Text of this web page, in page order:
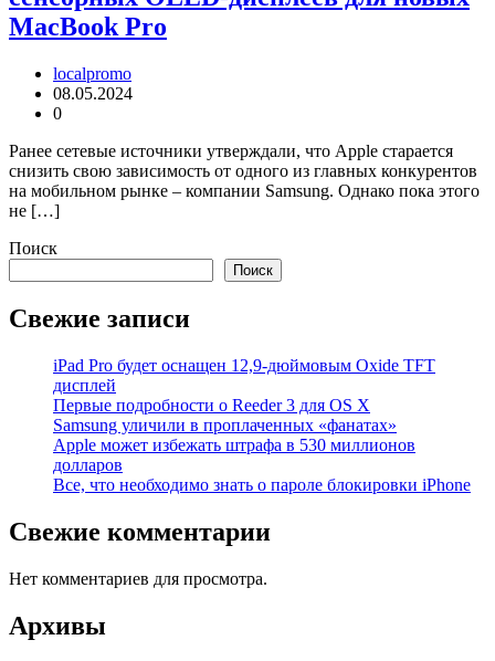
MacBook Pro
localpromo
08.05.2024
0
Ранее сетевые источники утверждали, что Apple старается
снизить свою зависимость от одного из главных конкурентов
на мобильном рынке – компании Samsung. Однако пока этого
не […]
Поиск
Поиск
Свежие записи
iPad Pro будет оснащен 12,9-дюймовым Oxide TFT
дисплей
Первые подробности о Reeder 3 для OS X
Samsung уличили в проплаченных «фанатах»
Apple может избежать штрафа в 530 миллионов
долларов
Все, что необходимо знать о пароле блокировки iPhone
Свежие комментарии
Нет комментариев для просмотра.
Архивы